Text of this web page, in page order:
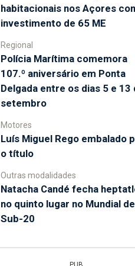
habitacionais nos Açores
investimento de 65 ME
Regional
Polícia Marítima comemora
107.º aniversário em Ponta
Delgada entre os dias 5 e 13
setembro
Motores
Luís Miguel Rego embalado
o título
Outras modalidades
Natacha Candé fecha
no quinto lugar no Mundial de
Sub-20